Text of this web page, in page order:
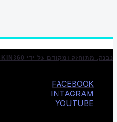
נבנה, מתוחזק ומקודם על ידי CLICKIN360
FACEBOOK
INTAGRAM
YOUTUBE